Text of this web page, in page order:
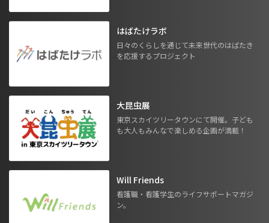
はばたけラボ
日々のくらしを通じて未来世代のはばたき
を応援するプロジェクト
大昆虫展
東京スカイツリータウンにて開催。子ども
も大人もみんなで楽しめる企画が満載！
Will Friends
看護職・看護学生のライフサポートマガジ
ン。